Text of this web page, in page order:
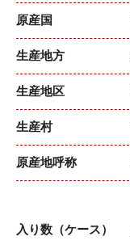
原産国
生産地方
生産地区
生産村
原産地呼称
入り数（ケース）